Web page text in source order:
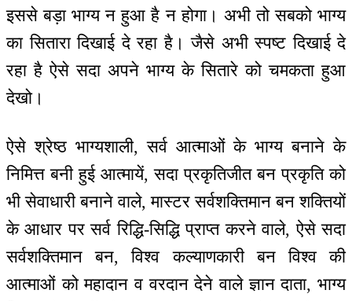
इससे बड़ा भाग्य न हुआ है न होगा। अभी तो सबको भाग्य
का सितारा दिखाई दे रहा है। जैसे अभी स्पष्ट दिखाई दे
रहा है ऐसे सदा अपने भाग्य के सितारे को चमकता हुआ
देखो।
ऐसे श्रेष्ठ भाग्यशाली, सर्व आत्माओं के भाग्य बनाने के
निमित्त बनी हुई आत्मायें, सदा प्रकृतिजीत बन प्रकृति को
भी सेवाधारी बनाने वाले, मास्टर सर्वशक्तिमान बन शक्तियों
के आधार पर सर्व रिद्धि-सिद्धि प्राप्त करने वाले, ऐसे सदा
सर्वशक्तिमान बन, विश्व कल्याणकारी बन विश्व की
आत्माओं को महादान व वरदान देने वाले ज्ञान दाता, भाग्य